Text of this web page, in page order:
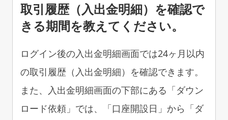
取引履歴（入出金明細）を確認で
きる期間を教えてください。
ログイン後の入出金明細画面では24ヶ月以内
の取引履歴（入出金明細）を確認できます。
また、入出金明細画面の下部にある「ダウン
ロード依頼」では、「口座開設日」から「ダ